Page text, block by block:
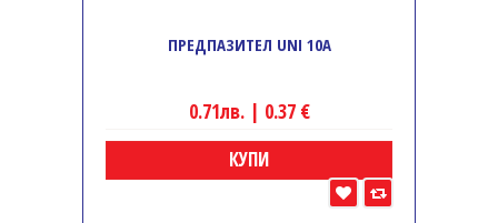
ПРЕДПАЗИТЕЛ UNI 10A
0.71лв. | 0.37 €
КУПИ